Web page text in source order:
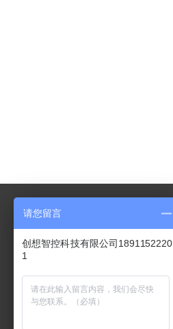
请您留言
创想智控科技有限公司1891152220
1